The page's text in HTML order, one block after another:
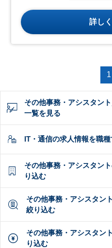
詳し
1
その他事務・アシスタン
一覧を見る
IT・通信の求人情報を職
その他事務・アシスタン
り込む
その他事務・アシスタン
絞り込む
その他事務・アシスタン
り込む